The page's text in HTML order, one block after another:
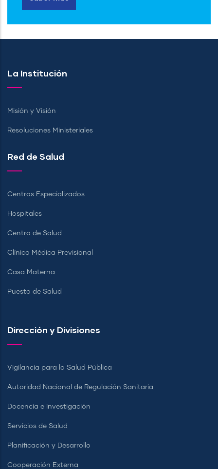
La Institución
Misión y Visión
Resoluciones Ministeriales
Red de Salud
Centros Especializados
Hospitales
Centro de Salud
Clínica Médica Previsional
Casa Materna
Puesto de Salud
Dirección y Divisiones
Vigilancia para la Salud Pública
Autoridad Nacional de Regulación Sanitaria
Docencia e Investigación
Servicios de Salud
Planificación y Desarrollo
Cooperación Externa